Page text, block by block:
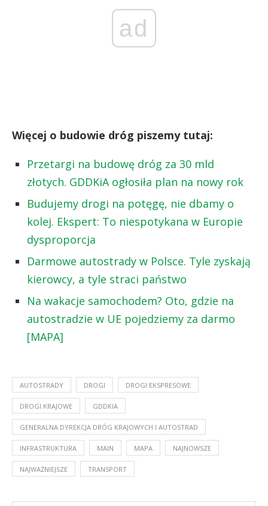
ad
Więcej o budowie dróg piszemy tutaj:
Przetargi na budowę dróg za 30 mld
złotych. GDDKiA ogłosiła plan na nowy rok
Budujemy drogi na potęgę, nie dbamy o
kolej. Ekspert: To niespotykana w Europie
dysproporcja
Darmowe autostrady w Polsce. Tyle zyskają
kierowcy, a tyle straci państwo
Na wakacje samochodem? Oto, gdzie na
autostradzie w UE pojedziemy za darmo
[MAPA]
AUTOSTRADY DROGI DROGI EKSPRESOWE
DROGI KRAJOWE GDDKIA
GENERALNA DYREKCJA DRÓG KRAJOWYCH I AUTOSTRAD
INFRASTRUKTURA MAIN MAPA NAJNOWSZE
NAJWAŻNIEJSZE TRANSPORT